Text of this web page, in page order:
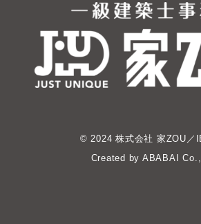
© 2024 株式会社 家ZOU／
Created by ABABAI